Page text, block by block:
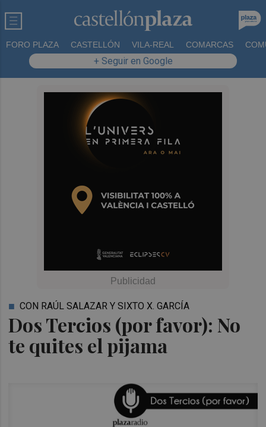
FORO PLAZA CASTELLÓN VILA-REAL COMARCAS
+ Seguir en Google
Dos Tercios (por favor): No
te quites el pijama
CON RAÚL SALAZAR Y SIXTO X. GARCÍA